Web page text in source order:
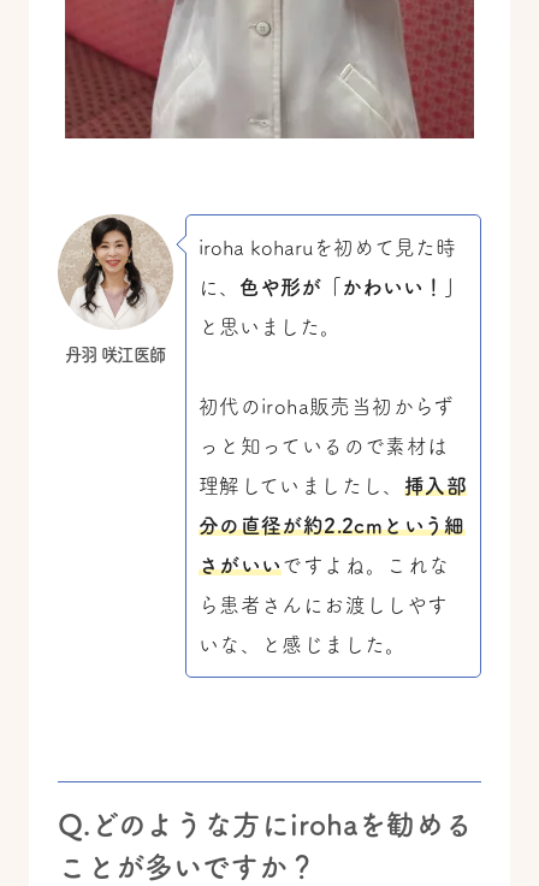
丹羽 咲江医師
iroha koharuを初めて見た時
に、 色や形が「かわいい！」
と思いました。
初代のiroha販売当初からず
っと知っているので素材は
理解していましたし、 挿入部
分の直径が約2.2cmという細
さがいいですよね。これな
ら患者さんにお渡ししやす
いな、と感じました。
Q.どのような方にirohaを勧める
ことが多いですか？